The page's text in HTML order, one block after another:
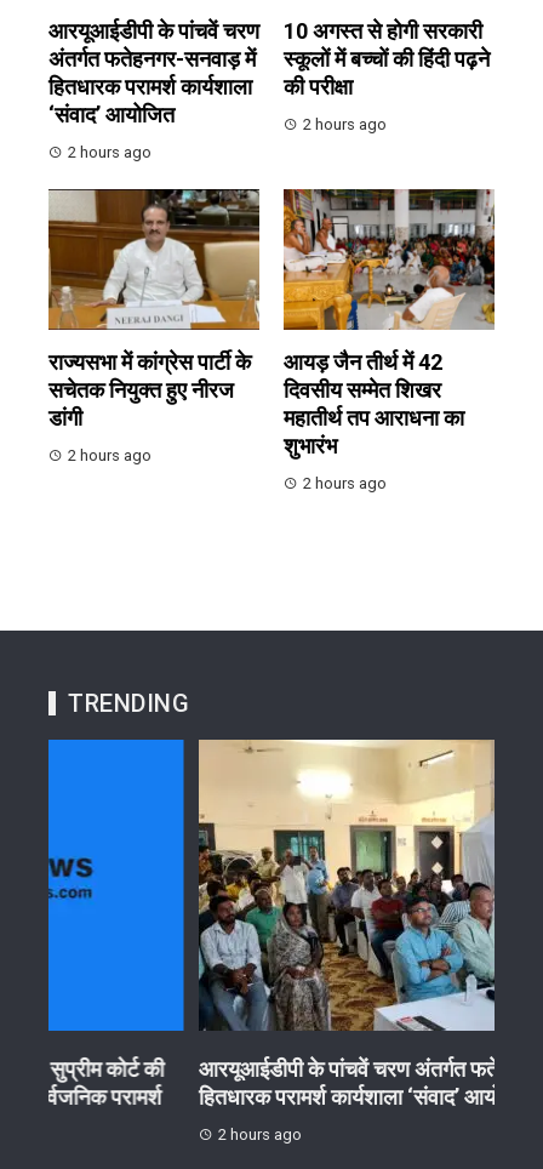
आरयूआईडीपी के पांचवें चरण
अंतर्गत फतेहनगर-सनवाड़ में
हितधारक परामर्श कार्यशाला
‘संवाद’ आयोजित
2 hours ago
10 अगस्त से होगी सरकारी
स्कूलों में बच्चों की हिंदी पढ़ने
की परीक्षा
2 hours ago
राज्यसभा में कांग्रेस पार्टी के
सचेतक नियुक्त हुए नीरज
डांगी
2 hours ago
आयड़ जैन तीर्थ में 42
दिवसीय सम्मेत शिखर
महातीर्थ तप आराधना का
शुभारंभ
2 hours ago
TRENDING
आरयूआईडीपी के पांचवें चरण अंतर्गत फतेहनगर-सनवाड़ में
हितधारक परामर्श कार्यशाला ‘संवाद’ आयोजित